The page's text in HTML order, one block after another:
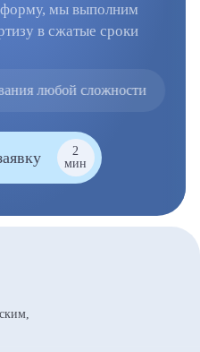
форму, мы выполним
в сжатые сроки
любой сложности
2
мин